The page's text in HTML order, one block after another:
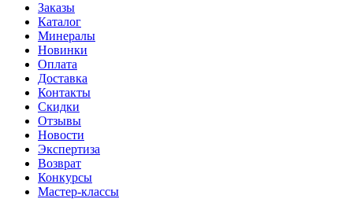
Заказы
Каталог
Минералы
Новинки
Оплата
Доставка
Контакты
Скидки
Отзывы
Новости
Экспертиза
Возврат
Конкурсы
Мастер-классы